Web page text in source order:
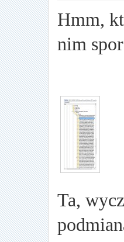
Hmm,
nim
Ta,